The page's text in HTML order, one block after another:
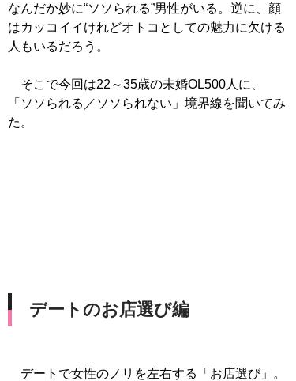
なんだか妙に“ソソられる”男性がいる。逆に、顔
はカッコイイけれどオトコとしての魅力に欠ける
人もいるだろう。
そこで今回は22～35歳の未婚OL500人に、
「ソソられる／ソソられない」境界線を聞いてみ
た。
デートのお店選び編
デートで女性のノリを左右する「お店選び」。